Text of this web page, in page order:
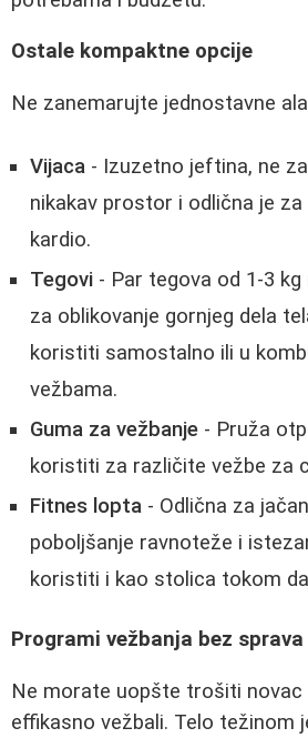
Ostale kompaktne opcije
Ne zanemarujte jednostavne
Vijaca - Izuzetno jeftina, ne
nikakav prostor i odlična je za
kardio.
Tegovi - Par tegova od 1-3
za oblikovanje gornjeg dela
koristiti samostalno ili u
vežbama.
Guma za vežbanje - Pruža
koristiti za različite vežbe za
Fitnes lopta - Odlična za
poboljšanje ravnoteže i
koristiti i kao stolica tokom
Programi vežbanja bez sprava
Ne morate uopšte trošiti novac
effikasno vežbali. Telo težinom